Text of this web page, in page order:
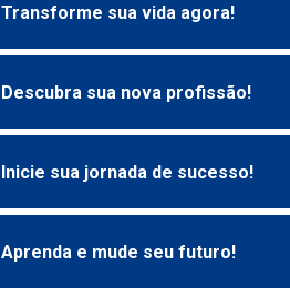
Transforme sua vida agora!
Descubra sua nova profissão!
Inicie sua jornada de sucesso!
Aprenda e mude seu futuro!